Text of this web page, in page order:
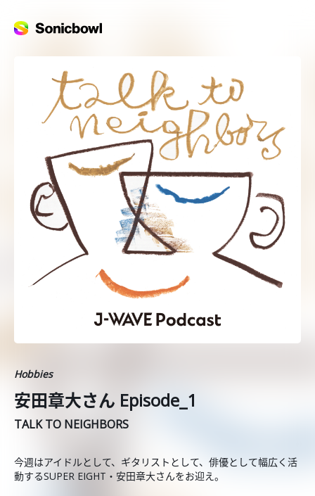
Hobbies
安田章大さん Episode_1
TALK TO NEIGHBORS
今週はアイドルとして、ギタリストとして、俳優として幅広く活
動するSUPER EIGHT・安田章大さんをお迎え。